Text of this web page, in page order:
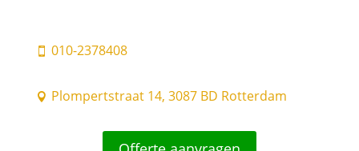
 010-2378408
 Plompertstraat 14, 3087 BD Rotterdam